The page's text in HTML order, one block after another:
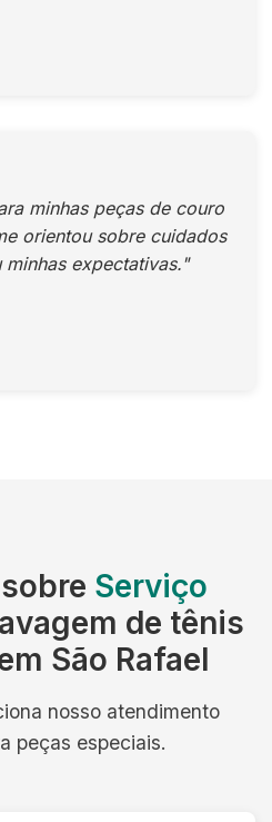
minhas peças de couro
orientou sobre cuidados
expectativas."
Serviço
de tênis
São Rafael
nosso atendimento
peças especiais.